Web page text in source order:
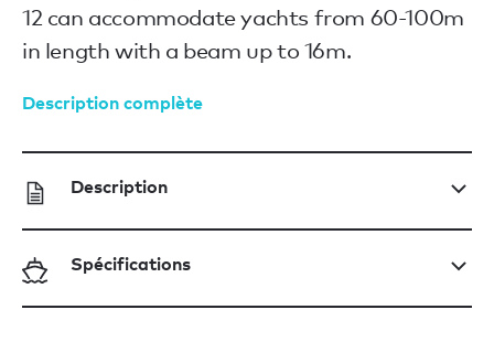
12 can accommodate yachts from 60-100m
in length with a beam up to 16m.
Description complète
Description
Spécifications